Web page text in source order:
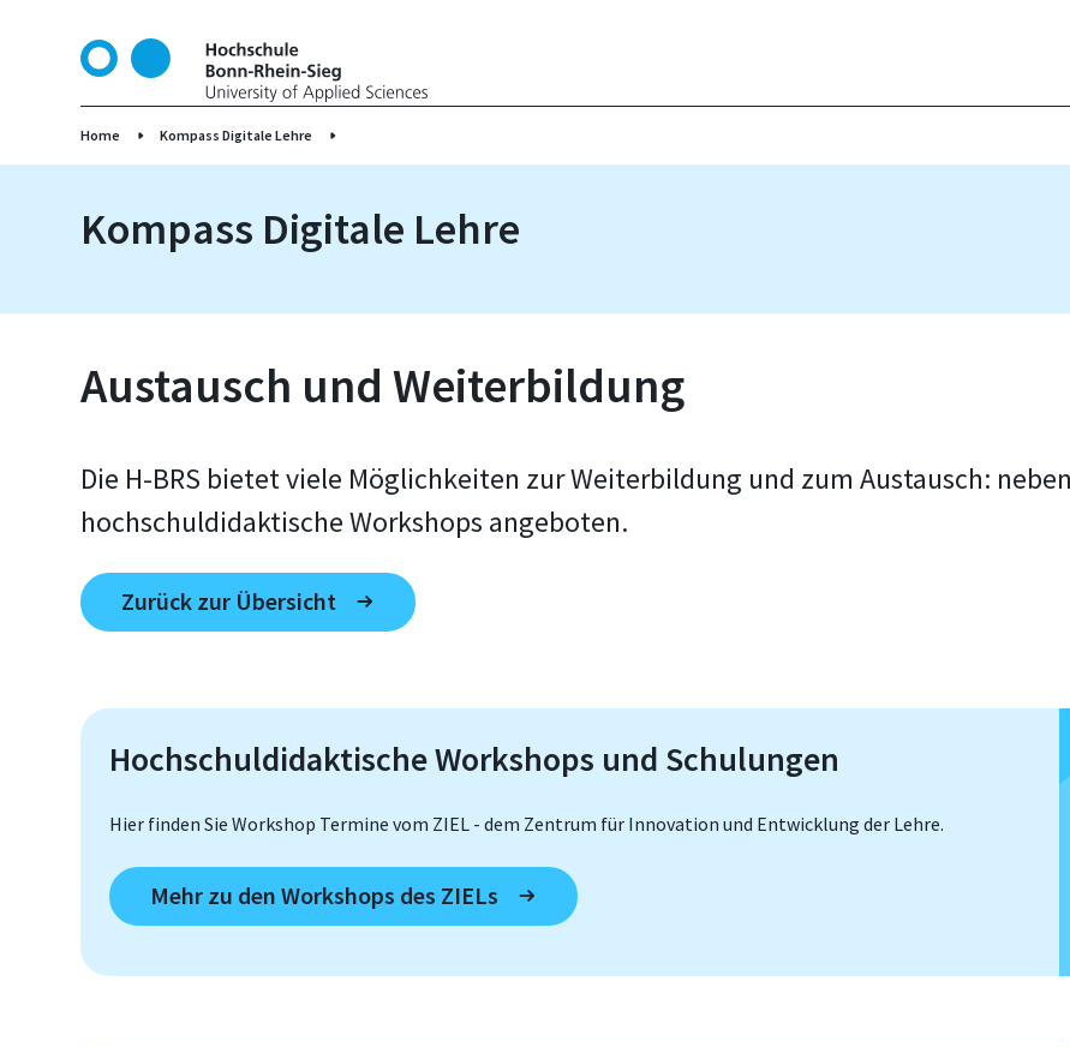
t
Home Kompass Digitale Lehre
Kompass Digitale Lehre
Austausch und Weiterbildung
Die H-BRS bietet viele Möglichkeiten zur Weiterbildung und zum Austausch:
hochschuldidaktische Workshops angeboten.
Zurück zur Übersicht
Hochschuldidaktische Workshops und Schulungen
Hier finden Sie Workshop Termine vom ZIEL - dem Zentrum für Innovation und Entwicklung der Lehre.
Mehr zu den Workshops des ZIELs